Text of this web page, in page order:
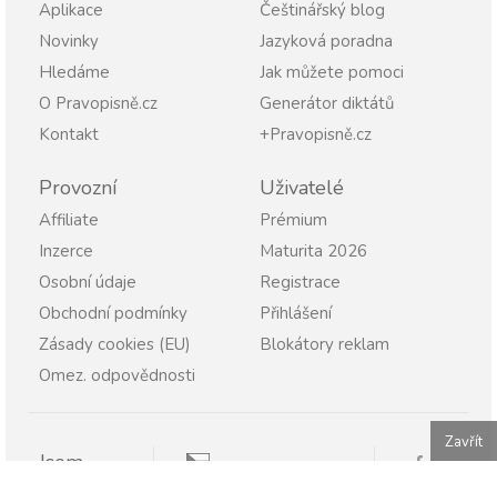
Aplikace
Novinky
Hledáme
O Pravopisně.cz
Kontakt
Češtinářský blog
Jazyková poradna
Jak můžete pomoci
Generátor diktátů
+Pravopisně.cz
Provozní
Affiliate
Inzerce
Osobní údaje
Obchodní podmínky
Zásady cookies (EU)
Omez. odpovědnosti
Uživatelé
Prémium
Maturita 2026
Registrace
Přihlášení
Blokátory reklam
Jsem
Zavřít